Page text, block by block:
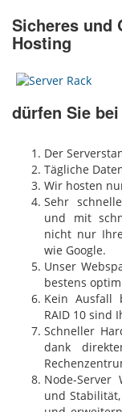
Sicheres und
Hosting
dürfen Sie
Der
Tägliche
Wir hosten
Sehr
und mit
nicht nur
wie Google.
Unser
bestens
Kein Ausfall
RAID 10 sind
Schneller
dank
Node-Server
und